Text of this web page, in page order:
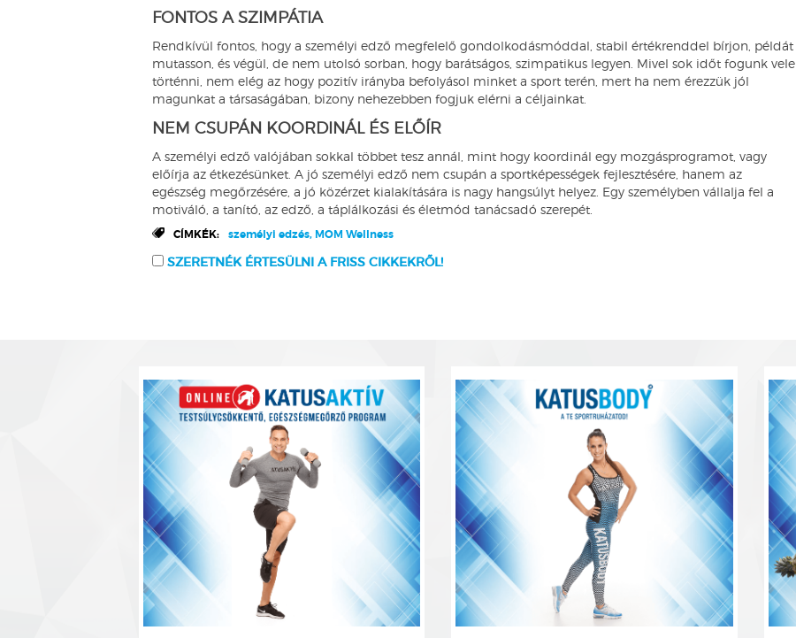
FONTOS A SZIMPÁTIA
Rendkívül fontos, hogy a személyi edző megfelelő gondolkodásmóddal, stabil értékrenddel bírjon, példát
mutasson, és végül, de nem utolsó sorban, hogy barátságos, szimpatikus legyen. Mivel sok időt fogunk vele
történni, nem elég az hogy pozitív irányba befolyásol minket a sport terén, mert ha nem érezzük jól
magunkat a társaságában, bizony nehezebben fogjuk elérni a céljainkat.
NEM CSUPÁN KOORDINÁL ÉS ELŐÍR
A személyi edző valójában sokkal többet tesz annál, mint hogy koordinál egy mozgásprogramot, vagy
előírja az étkezésünket. A jó személyi edző nem csupán a sportképességek fejlesztésére, hanem az
egészség megőrzésére, a jó közérzet kialakítására is nagy hangsúlyt helyez. Egy személyben vállalja fel a
motiváló, a tanító, az edző, a táplálkozási és életmód tanácsadó szerepét.
CÍMKÉK: személyi edzés, MOM Wellness
SZERETNÉK ÉRTESÜLNI A FRISS CIKKEKRŐL!